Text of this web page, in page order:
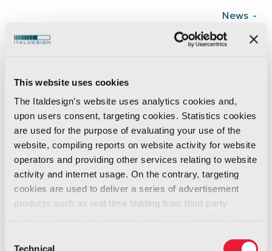
This website uses cookies
The Italdesign’s website uses analytics cookies and,
upon users consent, targeting cookies. Statistics cookies
are used for the purpose of evaluating your use of the
website, compiling reports on website activity for website
operators and providing other services relating to website
activity and internet usage. On the contrary, targeting
cookies are used to deliver a series of advertisement
products such as real time bidding from third party
Technical
News -
02/2020
deciso di sospendere le attività lavorative nei
suoi stabilimenti nell’area metropolitana di
Torino a partire da oggi, lunedì 24 febbraio. La
decisione è stata presa a seguito di un caso
positivo di Coronavirus riscontrato nello
stabilimento di Nichelino. Tuttavia, la direzione e
il personale dell’azienda continueranno a
lavorare sui progetti in corso in modalità